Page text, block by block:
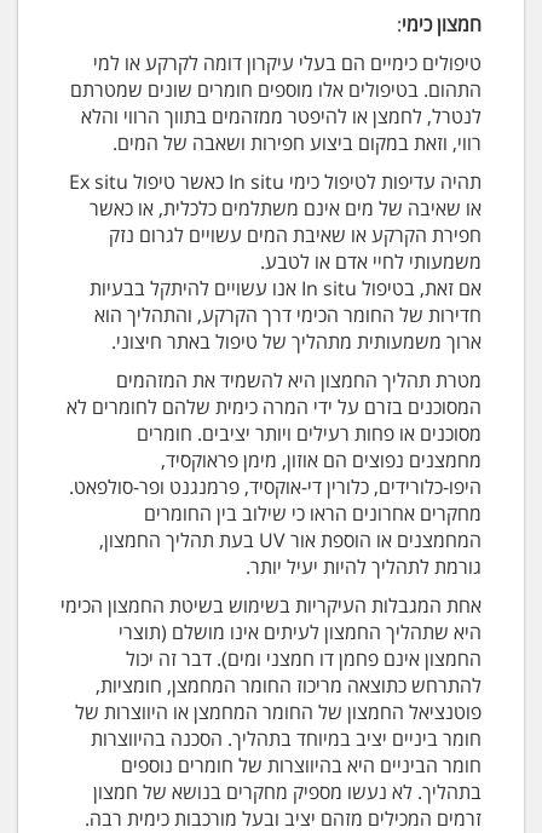
חמצון כימי:
טיפולים כימיים הם בעלי עיקרון דומה לקרקע או למי
התהום. בטיפולים אלו מוספים חומרים שונים שמטרתם
לנטרל, לחמצן או להיפטר ממזהמים בתווך הרווי והלא
רווי, וזאת במקום ביצוע חפירות ושאבה של המים.
תהיה עדיפות לטיפול כימי In situ כאשר טיפול Ex situ
או שאיבה של מים אינם משתלמים כלכלית, או כאשר
חפירת הקרקע או שאיבת המים עשויים לגרום נזק
משמעותי לחיי אדם או לטבע.
אם זאת, בטיפול In situ אנו עשויים להיתקל בבעיות
חדירות של החומר הכימי דרך הקרקע, והתהליך הוא
ארוך משמעותית מתהליך של טיפול באתר חיצוני.
מטרת תהליך החמצון היא להשמיד את המזהמים
המסוכנים בזרם על ידי המרה כימית שלהם לחומרים לא
מסוכנים או פחות רעילים ויותר יציבים. חומרים
מחמצנים נפוצים הם אוזון, מימן פראוקסיד,
היפו-כלורידים, כלורין די-אוקסיד, פרמנגנט ופר-סולפאט.
מחקרים אחרונים הראו כי שילוב בין החומרים
המחמצנים או הוספת אור UV בעת תהליך החמצון,
גורמת לתהליך להיות יעיל יותר.
אחת המגבלות העיקריות בשימוש בשיטת החמצון הכימי
היא שתהליך החמצון לעיתים אינו מושלם (תוצרי
החמצון אינם פחמן דו חמצני ומים). דבר זה יכול
להתרחש כתוצאה מריכוז החומר המחמצן, חומציות,
פוטנציאל החמצון של החומר המחמצן או היווצרות של
חומר ביניים יציב במיוחד בתהליך. הסכנה בהיווצרות
חומר הביניים היא בהיווצרות של חומרים נוספים
בתהליך. לא נעשו מספיק מחקרים בנושא של חמצון
זרמים המכילים מזהם יציב ובעל מורכבות כימית רבה.